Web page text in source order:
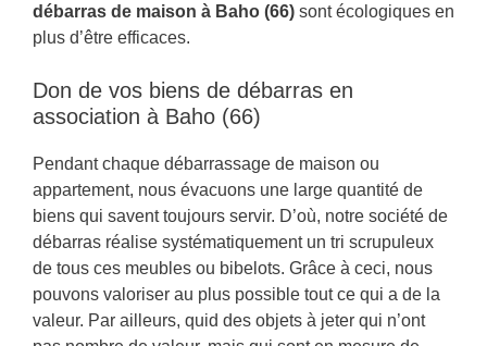
débarras de maison à Baho (66) sont écologiques en
plus d’être efficaces.
Don de vos biens de débarras en
association à Baho (66)
Pendant chaque débarrassage de maison ou
appartement, nous évacuons une large quantité de
biens qui savent toujours servir. D’où, notre société de
débarras réalise systématiquement un tri scrupuleux
de tous ces meubles ou bibelots. Grâce à ceci, nous
pouvons valoriser au plus possible tout ce qui a de la
valeur. Par ailleurs, quid des objets à jeter qui n’ont